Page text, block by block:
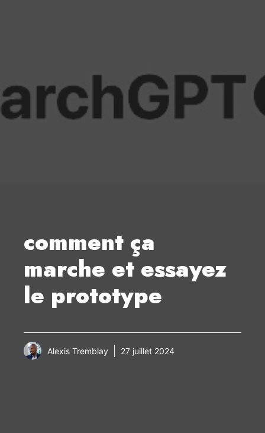
comment ça
marche et essayez
le prototype
Alexis Tremblay 27 juillet 2024